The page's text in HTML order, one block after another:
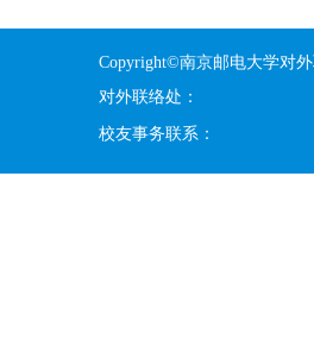
Copyright©南京邮电大学对
对外联络处：
校友事务联系：